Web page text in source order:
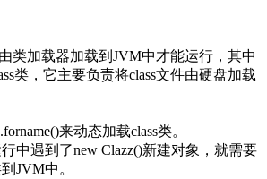
类加载器加载到JVM中才能运行，其中
类，它主要负责将class文件由硬盘加载
来动态加载class类。
中遇到了new Clazz()新建对象，就需要
JVM中。